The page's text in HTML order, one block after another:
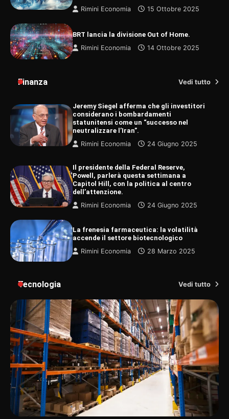
Rimini Economia
15 Ottobre 2025
BRT lancia la divisione Out of Home.
Rimini Economia
14 Ottobre 2025
Finanza Vedi tutto
Jeremy Siegel afferma che gli investitori
considerano i bombardamenti
statunitensi come un “successo nel
neutralizzare l’Iran”.
Rimini Economia
24 Giugno 2025
Il presidente della Federal Reserve,
Powell, parlerà questa settimana a
Capitol Hill, con la politica al centro
dell’attenzione.
Rimini Economia
24 Giugno 2025
La frenesia farmaceutica: la volatilità
accende il settore biotecnologico
Rimini Economia
28 Marzo 2025
Tecnologia Vedi tutto